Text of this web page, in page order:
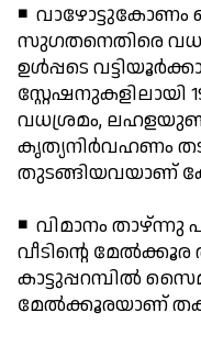
◾
സുഗതനെതിരെ
ഉള്‍പ്പടെ
സ്റ്റേഷനുകളിലായി
വധശ്രമം,
കൃത്യനിര്‍വഹണം
തുടങ്ങിയവയാണ്
◾ വിമാനം താഴ്ന്നു
വീടിന്റെ
കാട്ടുപ്പറമ്പില്‍
മേല്‍ക്കൂരയാണ്